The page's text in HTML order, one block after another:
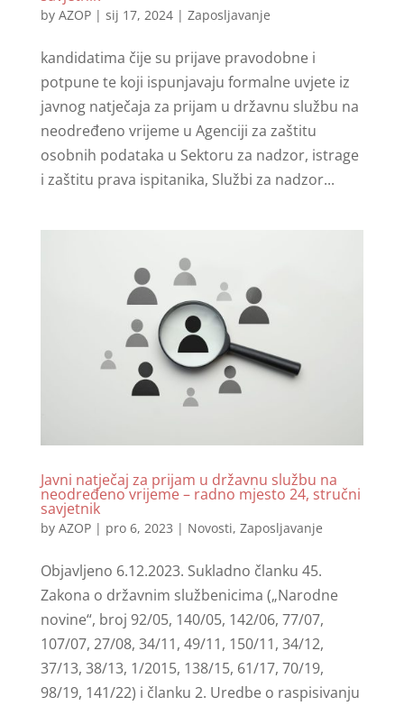
by AZOP| sij 17, 2024| Zaposljavanje
kandidatima čije su prijave pravodobne i
potpune te koji ispunjavaju formalne uvjete iz
javnog natječaja za prijam u državnu službu na
neodređeno vrijeme u Agenciji za zaštitu
osobnih podataka u Sektoru za nadzor, istrage
i zaštitu prava ispitanika, Službi za nadzor...
Javni natječaj za prijam u državnu službu na
neodređeno vrijeme – radno mjesto 24, stručni
savjetnik
by AZOP| pro 6, 2023 | Novosti, Zaposljavanje
Objavljeno 6.12.2023. Sukladno članku 45.
Zakona o državnim službenicima („Narodne
novine“, broj 92/05, 140/05, 142/06, 77/07,
107/07, 27/08, 34/11, 49/11, 150/11, 34/12,
37/13, 38/13, 1/2015, 138/15, 61/17, 70/19,
98/19, 141/22) i članku 2. Uredbe o raspisivanju